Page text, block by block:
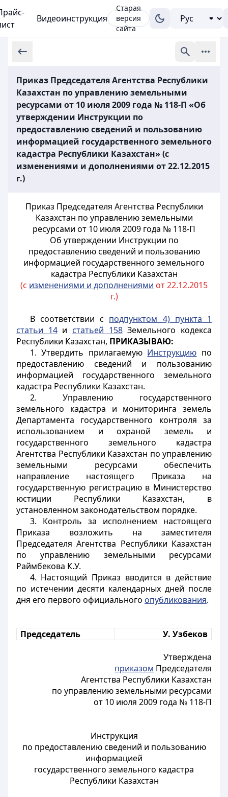
Видеоинструкция
Старая
версия
сайта
Приказ Председателя Агентства Республики
Казахстан по управлению земельными
ресурсами от 10 июля 2009 года № 118-П «Об
утверждении Инструкции по
предоставлению сведений и пользованию
информацией государственного земельного
кадастра Республики Казахстан» (с
изменениями и дополнениями от 22.12.2015
г.)
Приказ Председателя Агентства Республики
Казахстан по управлению земельными
ресурсами от 10 июля 2009 года № 118-П
Об утверждении Инструкции по
предоставлению сведений и пользованию
информацией государственного земельного
кадастра Республики Казахстан
(с изменениями и дополнениями от 22.12.2015
г.)
В соответствии с подпунктом 4) пункта 1
статьи 14и статьей 158Земельного кодекса
Республики Казахстан, ПРИКАЗЫВАЮ:
1. Утвердить прилагаемую Инструкцию по
предоставлению сведений и пользованию
информацией государственного земельного
кадастра Республики Казахстан.
2. Управлению государственного
земельного кадастра и мониторинга земель
Департамента государственного контроля за
использованием и охраной земель и
государственного земельного кадастра
Агентства Республики Казахстан по управлению
земельными ресурсами обеспечить
направление настоящего Приказа на
государственную регистрацию в Министерство
юстиции Республики Казахстан, в
установленном законодательством порядке.
3. Контроль за исполнением настоящего
Приказа возложить на заместителя
Председателя Агентства Республики Казахстан
по управлению земельными ресурсами
Раймбекова К.У.
4. Настоящий Приказ вводится в действие
по истечении десяти календарных дней после
дня его первого официального опубликования.
Председатель У. Узбеков
Утверждена
приказом Председателя
Агентства Республики Казахстан
по управлению земельными ресурсами
от 10 июля 2009 года № 118-П
Инструкция
по предоставлению сведений и пользованию
информацией
государственного земельного кадастра
Республики Казахстан